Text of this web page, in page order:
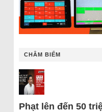
CHÂM BIẾM
Phạt lên đến 50